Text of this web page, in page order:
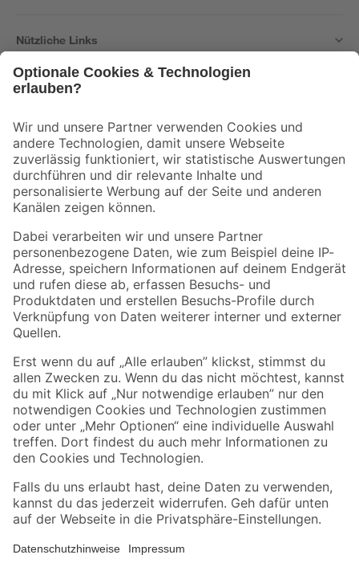
Nützliche Links
Der toom Newsletter: Keine Angebote und Aktionen mehr verpassen!
Zur Newsletter Anmeldung
Folge uns
Zahlungsarten Versandarten
Sicher einkaufen
Jetzt die toom-App herunterladen
Alle Preisangaben in EUR inkl. gesetzl. MwSt.. Die dargestellten Angebote sind unter
Umständen nicht in allen Märkten verfügbar. Die angegebenen Verfügbarkeiten beziehen
Produkte nur solange der Vorrat reicht.
*Paketversand ab 59 € versandkostenfrei, gilt nicht für Artikel mit Speditionsversand, hier